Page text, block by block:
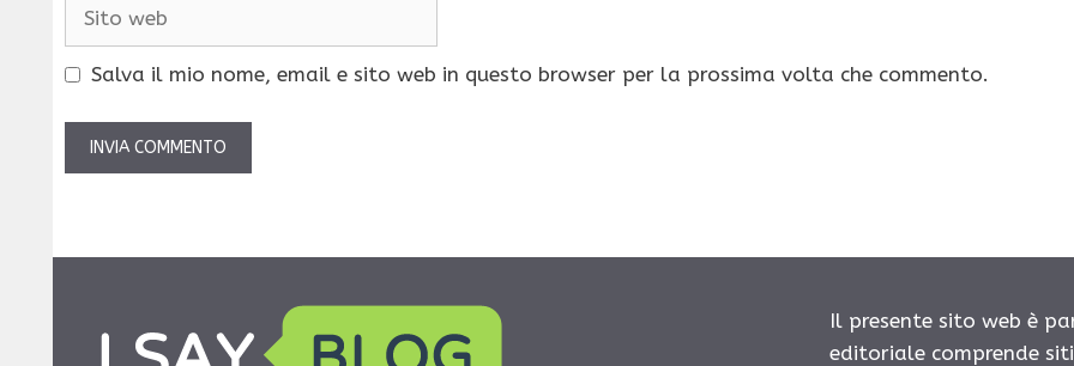
Sito
Salva il mio nome, email e sito web in questo browser per la prossima volta che commento.
Il presente sito web è
editoriale comprende